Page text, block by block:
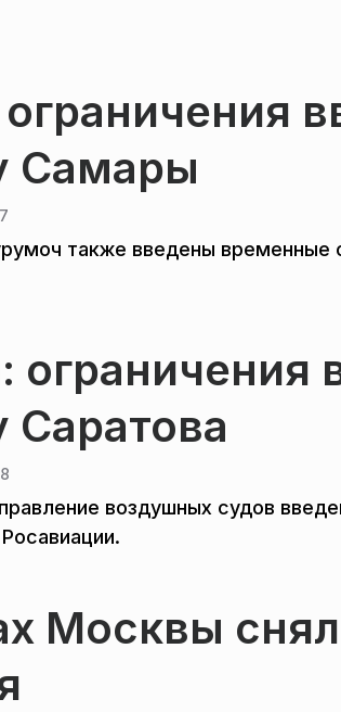
Самары
также введены временные
ограничения
Саратова
воздушных судов
Москвы